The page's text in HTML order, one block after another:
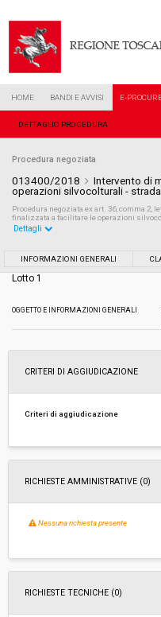
HOME BANDI E AVVISI E-
DETTAGLIO PROCEDURA
Procedura negoziata
013400/2018
Intervento di
operazioni silvocolturali -
Procedura negoziata ex art. 36, comma
finalizzata a facilitare le operazioni
Tipo di contratto:
Svolgimento:
Responsabile attuale:
Dettagli
INFORMAZIONI GENERALI
Lotto 1
OGGETTO E INFORMAZIONI GENERALI
CRITERI DI AGGIUDICAZIONE
Criteri di aggiudicazione
RICHIESTE AMMINISTRATIVE (0)
Nessuna richiesta presente
RICHIESTE TECNICHE (0)